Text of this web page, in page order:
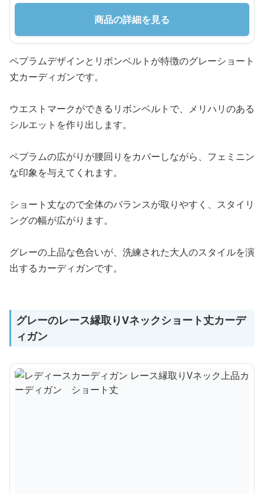
商品の詳細を見る
ペプラムデザインとリボンベルトが特徴のグレーショート
丈カーディガンです。
ウエストマークができるリボンベルトで、メリハリのある
シルエットを作り出します。
ペプラムの広がりが腰回りをカバーしながら、フェミニン
な印象を与えてくれます。
ショート丈なので全体のバランスが取りやすく、スタイリ
ングの幅が広がります。
グレーの上品な色合いが、洗練された大人のスタイルを演
出するカーディガンです。
グレーのレース縁取りVネックショート丈カーデ
ィガン